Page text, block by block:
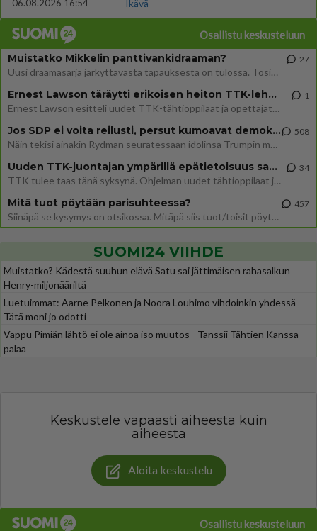
06.08.2026 16:54
Ikävä
Osallistu keskusteluun
Muistatko Mikkelin panttivankidraaman?
Uusi draamasarja järkyttävästä tapauksesta on tulossa. Tositapahtumiin perustuva sarja ammentaa vuoden 1986 Mikkelin pan
27
Ernest Lawson täräytti erikoisen heiton TTK-lehdistötilaisuudessa: " Onko tässä tarkoituksena...?"
Ernest Lawson esitteli uudet TTK-tähtioppilaat ja opettajat torstaina 6.8. lehdistölle. Tulevalla kaudella on yksi hausk
1
Jos SDP ei voita reilusti, persut kumoavat demokratian Suomesta
Näin tekisi ainakin Rydman seuratessaan idolinsa Trumpin mallia https://www.is.fi/politiikka/art-2000012187244.html
508
Uuden TTK-juontajan ympärillä epätietoisuus sakenee - Nyt MTV hämmentää soppaa
TTK tulee taas tänä syksynä. Ohjelman uudet tähtioppilaat julkistetaan torstaina 6. elokuuta klo 14 alkavassa lehdistö
34
Mitä tuot pöytään parisuhteessa?
Siinäpä se kysymys on otsikossa. Mitäpä siis tuot/toisit pöytään parisuhteessa? Oletko mies vai nainen? Koetko sen mitä
457
SUOMI24 VIIHDE
Muistatko? Kädestä suuhun elävä Satu sai jättimäisen rahasalkun
Henry-miljonääriltä
Luetuimmat: Aarne Pelkonen ja Noora Louhimo vihdoinkin yhdessä -
Tätä moni jo odotti
Vappu Pimiän lähtö ei ole ainoa iso muutos - Tanssii Tähtien Kanssa
palaa
Keskustele vapaasti aiheesta kuin
aiheesta
Aloita keskustelu
Osallistu keskusteluun